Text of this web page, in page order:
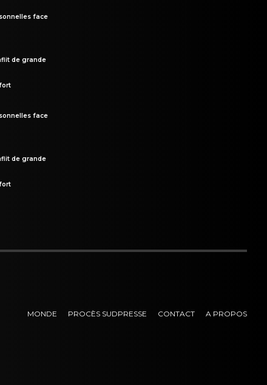
face
de grande
face
de grande
MONDE PROCÈS SUDPRESSE CONTACT A PROPOS